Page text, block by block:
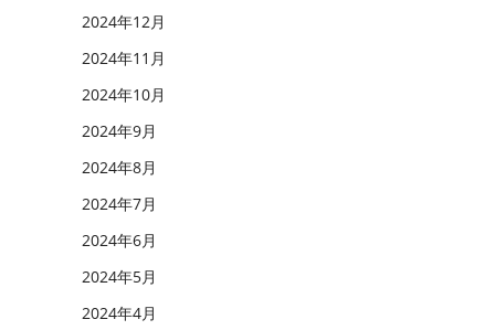
2024年12月
2024年11月
2024年10月
2024年9月
2024年8月
2024年7月
2024年6月
2024年5月
2024年4月